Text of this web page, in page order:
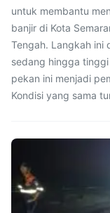
untuk membantu
banjir di Kota
Tengah. Langkah ini
sedang hingga
pekan ini menjadi
Kondisi yang sama